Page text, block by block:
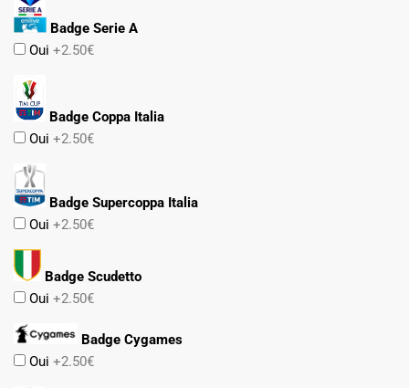
Badge Serie A
Oui +2.50€
Badge Coppa Italia
Oui +2.50€
Badge Supercoppa Italia
Oui +2.50€
Badge Scudetto
Oui +2.50€
Badge Cygames
Oui +2.50€